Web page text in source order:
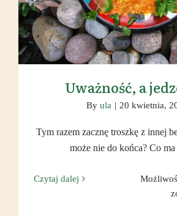
Uważność, a
By ula | 20 kwietnia,
Tym razem zacznę troszkę z innej
może nie do końca? Co
Czytaj dalej